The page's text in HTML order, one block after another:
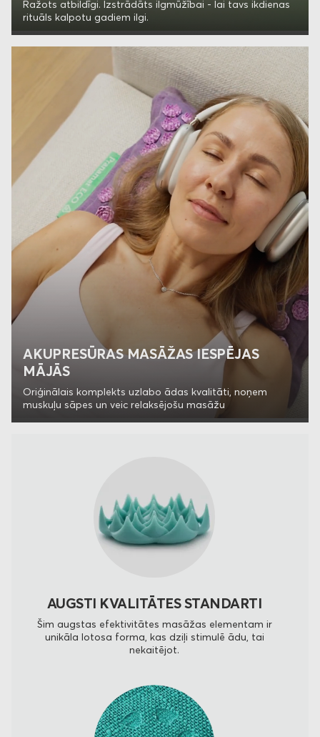
Ražots atbildīgi. Izstrādāts ilgmūžībai - lai tavs ikdienas
rituāls kalpotu gadiem ilgi.
AKUPRESŪRAS MASĀŽAS IESPĒJAS
MĀJĀS
Oriģinālais komplekts uzlabo ādas kvalitāti, noņem
muskuļu sāpes un veic relaksējošu masāžu
AUGSTI KVALITĀTES STANDARTI
Šim augstas efektivitātes masāžas elementam ir
unikāla lotosa forma, kas dziļi stimulē ādu, tai
nekaitējot.